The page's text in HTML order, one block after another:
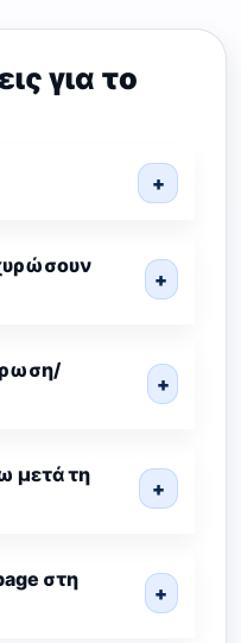
για το
+
+
+
μετά τη
+
στη
+